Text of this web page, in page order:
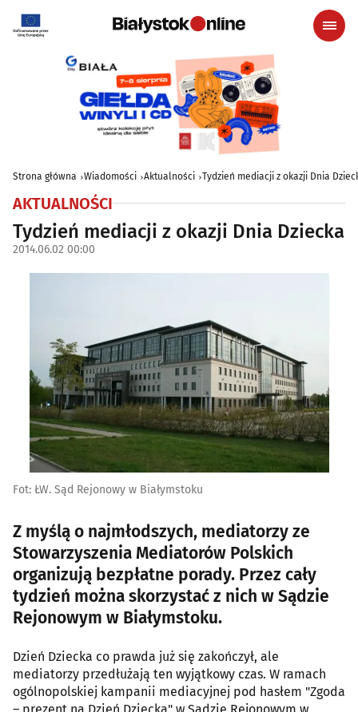
Strona główna Wiadomości Aktualności Tydzień mediacji z okazji Dnia
AKTUALNOŚCI
Tydzień mediacji z okazji Dnia Dziecka
2014.06.02 00:00
Fot: ŁW. Sąd Rejonowy w Białymstoku
Z myślą o najmłodszych, mediatorzy ze
Stowarzyszenia Mediatorów Polskich
organizują bezpłatne porady. Przez cały
tydzień można skorzystać z nich w Sądzie
Rejonowym w Białymstoku.
Dzień Dziecka co prawda już się zakończył, ale
mediatorzy przedłużają ten wyjątkowy czas. W ramach
ogólnopolskiej kampanii mediacyjnej pod hasłem "Zgoda
– prezent na Dzień Dziecka" w Sądzie Rejonowym w